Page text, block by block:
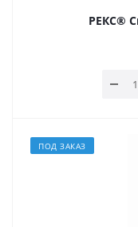
РЕКС®
ПОД ЗАКАЗ